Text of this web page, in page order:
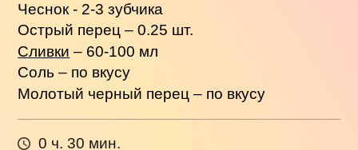
Чеснок - 2-3 зубчика
Острый перец – 0.25 шт.
Сливки – 60-100 мл
Соль – по вкусу
Молотый черный перец – по вкусу
0 ч. 30 мин.